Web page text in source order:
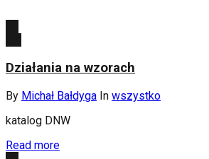
Działania na wzorach
By Michał Bałdyga In wszystko
katalog DNW
Read more